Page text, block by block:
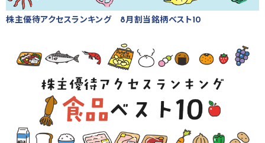
株主優待アクセスランキング 8月割当銘柄ベスト10